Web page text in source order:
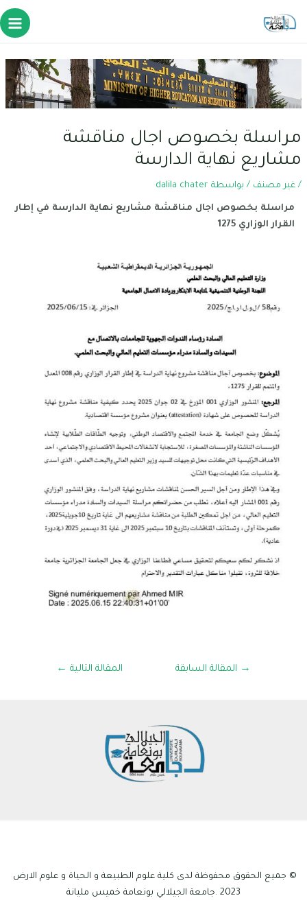
مراسلة بخصوص اجال مناقشة
مشاريع نهاية الدارسة
/ غير مصنف / بواسطة dalila chater
مراسلة بخصوص اجال مناقشة مشاريع نهاية الدارسة في إطار
القرار الوزاري 1275
→ المقالة السابقة المقالة التالية ←
© جميع الحقوق محفوظة لدى كلية علوم الطبيعة و الحياة و علوم الارض
2023 .جامعة الجيلالي بونعامة خميس مليانة